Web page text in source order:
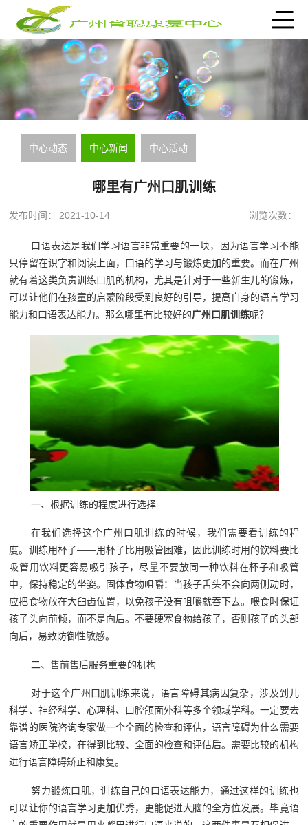
中心动态 中心新闻 中心活动
哪里有广州口肌训练
发布时间： 2021-10-14 浏览次数：
口语表达是我们学习语言非常重要的一块，因为语言学习不能
只停留在识字和阅读上面，口语的学习与锻炼更加的重要。而在广州
就有着这类负责训练口肌的机构，尤其是针对于一些新生儿的锻炼，
可以让他们在孩童的启蒙阶段受到良好的引导，提高自身的语言学习
能力和口语表达能力。那么哪里有比较好的广州口肌训练呢？
一、根据训练的程度进行选择
在我们选择这个广州口肌训练的时候，我们需要看训练的程
度。训练用杯子——用杯子比用吸管困难，因此训练时用的饮料要比
吸管用饮料更容易吸引孩子，尽量不要放同一种饮料在杯子和吸管
中，保持稳定的坐姿。固体食物咀嚼：当孩子舌头不会向两侧动时，
应把食物放在大臼齿位置，以免孩子没有咀嚼就吞下去。喂食时保证
孩子头向前倾，而不是向后。不要硬塞食物给孩子，否则孩子的头部
向后，易致防御性敏感。
二、售前售后服务重要的机构
对于这个广州口肌训练来说，语言障碍其病因复杂，涉及到儿
科学、神经科学、心理科、口腔颌面外科等多个领域学科。一定要去
靠谱的医院咨询专家做一个全面的检查和评估，语言障碍为什么需要
语言矫正学校，在得到比较、全面的检查和评估后。需要比较的机构
进行语言障碍矫正和康复。
努力锻炼口肌，训练自己的口语表达能力，通过这样的训练也
可以让你的语言学习更加优秀，更能促进大脑的全方位发展。毕竟语